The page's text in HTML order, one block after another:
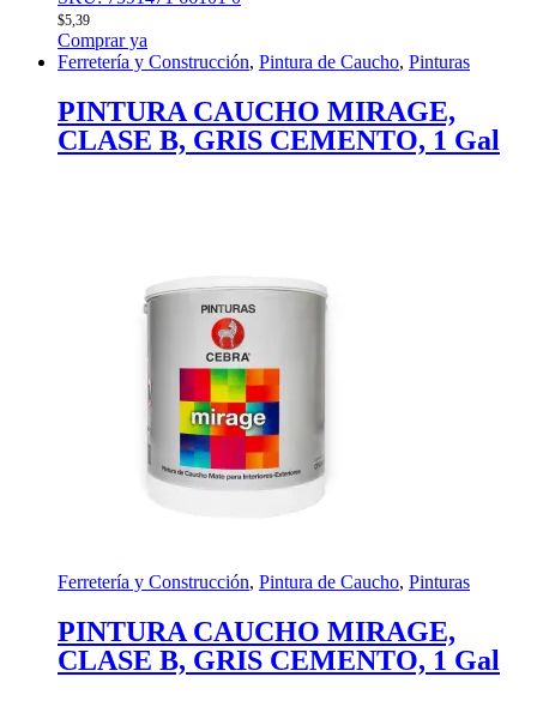
$5,39
Comprar ya
Ferretería y Construcción, Pintura de Caucho, Pinturas
PINTURA CAUCHO MIRAGE,
CLASE B, GRIS CEMENTO, 1 Gal
Ferretería y Construcción, Pintura de Caucho, Pinturas
PINTURA CAUCHO MIRAGE,
CLASE B, GRIS CEMENTO, 1 Gal